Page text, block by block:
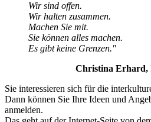
Wir sind offen.
Wir halten zusammen.
Machen Sie mit.
Sie können alles machen.
Es gibt keine Grenzen."
Christina Erhard,
Sie interessieren sich für die
Dann können Sie Ihre Ideen und
anmelden.